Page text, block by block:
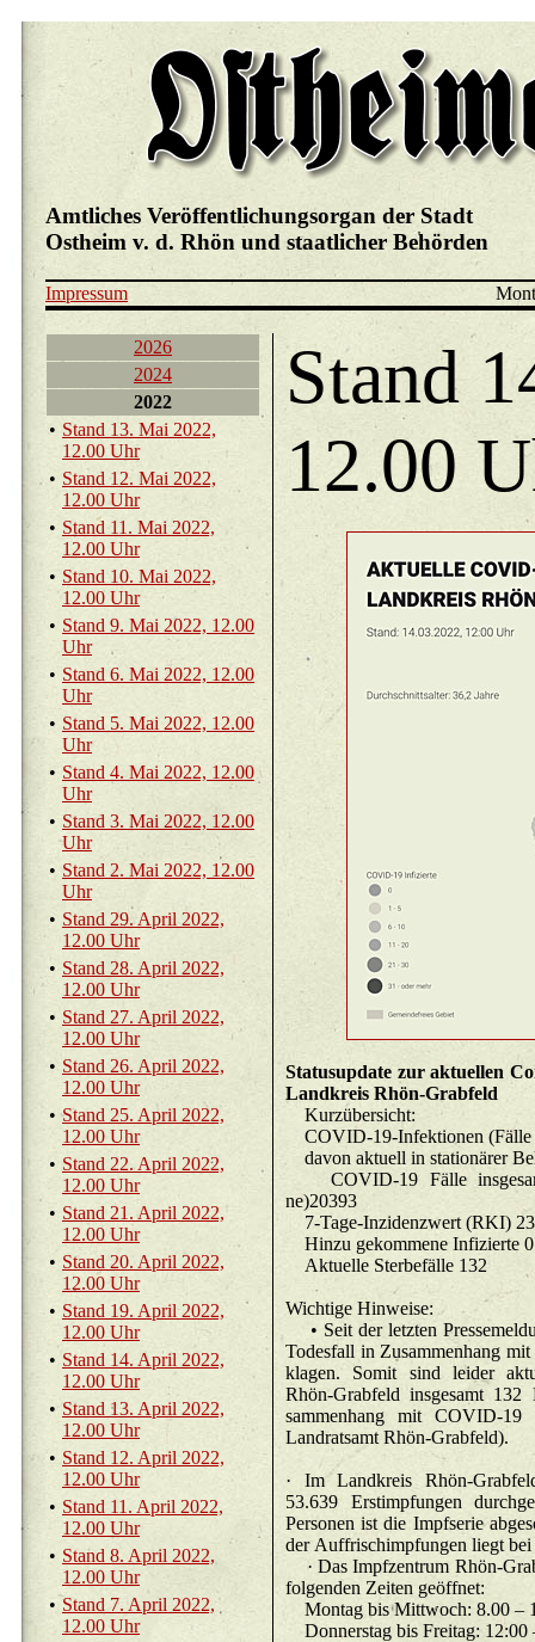
Amtliches Veröffentlichungsorgan der Stadt
Ostheim v. d. Rhön und staatlicher Behörden
Impressum
2026
2024
2022
• Stand 13. Mai 2022,
12.00 Uhr
• Stand 12. Mai 2022,
12.00 Uhr
• Stand 11. Mai 2022,
12.00 Uhr
• Stand 10. Mai 2022,
12.00 Uhr
• Stand 9. Mai 2022, 12.00
Uhr
• Stand 6. Mai 2022, 12.00
Uhr
• Stand 5. Mai 2022, 12.00
Uhr
• Stand 4. Mai 2022, 12.00
Uhr
• Stand 3. Mai 2022, 12.00
Uhr
• Stand 2. Mai 2022, 12.00
Uhr
• Stand 29. April 2022,
12.00 Uhr
• Stand 28. April 2022,
12.00 Uhr
• Stand 27. April 2022,
12.00 Uhr
• Stand 26. April 2022,
12.00 Uhr
• Stand 25. April 2022,
12.00 Uhr
• Stand 22. April 2022,
12.00 Uhr
• Stand 21. April 2022,
12.00 Uhr
• Stand 20. April 2022,
12.00 Uhr
• Stand 19. April 2022,
12.00 Uhr
• Stand 14. April 2022,
12.00 Uhr
• Stand 13. April 2022,
12.00 Uhr
• Stand 12. April 2022,
12.00 Uhr
• Stand 11. April 2022,
12.00 Uhr
• Stand 8. April 2022,
12.00 Uhr
• Stand 7. April 2022,
12.00 Uhr
Stand
12.00
Sta­tu­sup­date zur ak­tu­el­len
Land­kreis Rhön-Grab­feld
Kurz­über­sicht:
CO­VID-19 Fälle
ne)20393
7-Ta­ge-
Hinzu ge­kom­me­ne In­fi­zier­te 0
Ak­tu­el­le Ster­be­fäl­le 132
Wich­ti­ge Hin­wei­se:
• Seit der letz­ten
To­des­fall in Zu­sam­men­hang
kla­gen. Somit sind lei­der
Rhön-Grab­feld ins­ge­samt
sam­men­hang mit CO­VID-19
Land­rats­amt Rhön-Grab­feld).
· Im Land­kreis Rhön-
53.639 Er­st­imp­fun­gen
Per­so­nen ist die Impf­se­rie
der Auf­fri­schimp­fun­gen liegt bei
· Das Impf­zen­trum Rhön-
fol­gen­den Zei­ten ge­öff­net:
Mon­tag bis
Don­ners­tag